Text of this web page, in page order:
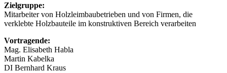
Zielgruppe:
Mitarbeiter von Holzleimbaubetrieben und von Firmen, die
verklebte Holzbauteile im konstruktiven Bereich verarbeiten
Vortragende:
Mag. Elisabeth Habla
Martin Kabelka
DI Bernhard Kraus